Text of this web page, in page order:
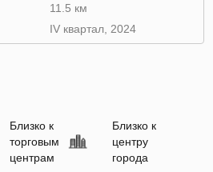
11.5 км
IV квартал, 2024
Близко к
торговым
центрам
Близко к
центру
города